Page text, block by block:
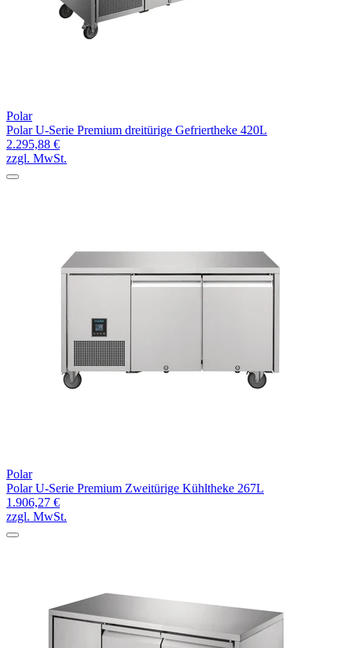
Polar
Polar U-Serie Premium dreitürige Gefriertheke 420L
2.295,88 €
zzgl. MwSt.
Polar
Polar U-Serie Premium Zweitürige Kühltheke 267L
1.906,27 €
zzgl. MwSt.